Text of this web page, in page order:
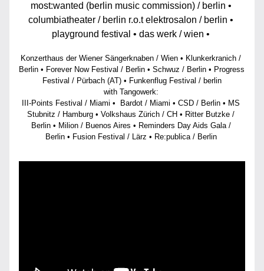
most:wanted (berlin music commission) / berlin •
columbiatheater / berlin r.o.t elektrosalon / berlin •
playground festival • das werk / wien •
Konzerthaus der Wiener Sängerknaben / Wien • Klunkerkranich /
Berlin • Forever Now Festival / Berlin • Schwuz / Berlin • Progress
Festival / Pürbach (AT) • Funkenflug Festival / berlin
with Tangowerk:
III-Points Festival / Miami •  Bardot / Miami • CSD / Berlin • MS
Stubnitz / Hamburg • Volkshaus Zürich / CH • Ritter Butzke /
Berlin • Milion / Buenos Aires • Reminders Day Aids Gala /
Berlin • Fusion Festival / Lärz • Re:publica / Berlin